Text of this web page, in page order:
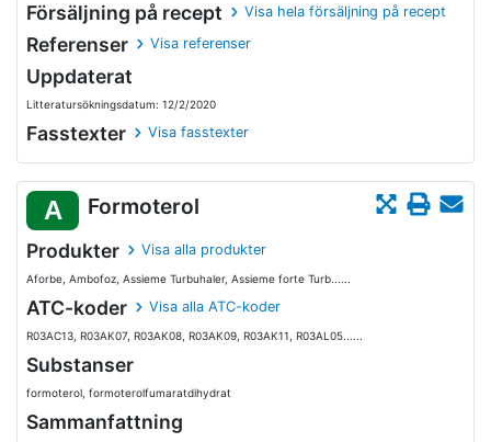
Försäljning på recept Visa hela försäljning på recept
Referenser Visa referenser
Uppdaterat
Litteratursökningsdatum: 12/2/2020
Fasstexter Visa fasstexter
A Formoterol
Produkter Visa alla produkter
Aforbe, Ambofoz, Assieme Turbuhaler, Assieme forte Turb......
ATC-koder Visa alla ATC-koder
R03AC13, R03AK07, R03AK08, R03AK09, R03AK11, R03AL05......
Substanser
formoterol, formoterolfumaratdihydrat
Sammanfattning